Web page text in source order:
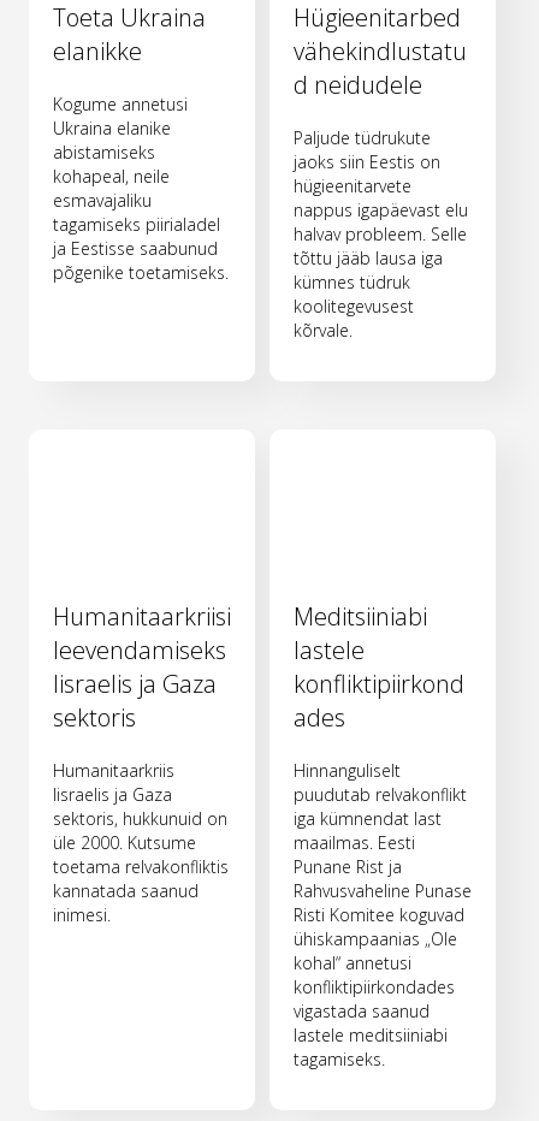
Toeta Ukraina
elanikke
Kogume annetusi
Ukraina elanike
abistamiseks
kohapeal, neile
esmavajaliku
tagamiseks piirialadel
ja Eestisse saabunud
põgenike toetamiseks.
Hügieenitarbed
vähekindlustatu
d neidudele
Paljude tüdrukute
jaoks siin Eestis on
hügieenitarvete
nappus igapäevast elu
halvav probleem. Selle
tõttu jääb lausa iga
kümnes tüdruk
koolitegevusest
kõrvale.
Humanitaarkriisi
leevendamiseks
Iisraelis ja Gaza
sektoris
Humanitaarkriis
Iisraelis ja Gaza
sektoris, hukkunuid on
üle 2000. Kutsume
toetama relvakonfliktis
kannatada saanud
inimesi.
Meditsiiniabi
lastele
konfliktipiirkond
ades
Hinnanguliselt
puudutab relvakonflikt
iga kümnendat last
maailmas. Eesti
Punane Rist ja
Rahvusvaheline Punase
Risti Komitee koguvad
ühiskampaanias „Ole
kohal“ annetusi
konfliktipiirkondades
vigastada saanud
lastele meditsiiniabi
tagamiseks.